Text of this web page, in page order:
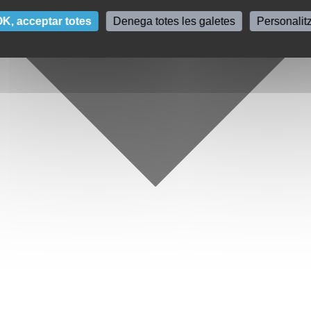
acceptar totes Denega totes les galetes